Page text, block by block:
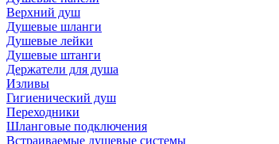
Верхний душ
Душевые шланги
Душевые лейки
Душевые штанги
Держатели для душа
Изливы
Гигиенический душ
Переходники
Шланговые подключения
Встраиваемые душевые системы